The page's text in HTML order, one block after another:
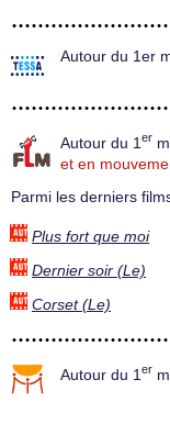
Autour du 1er
Autour du 1 er
et en
Parmi les derniers
Plus fort que moi
Dernier soir (Le)
Corset (Le)
Autour du 1 er